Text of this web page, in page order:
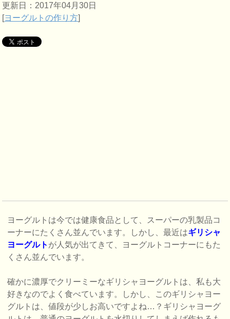
更新日：2017年04月30日
[ヨーグルトの作り方]
ヨーグルトは今では健康食品として、スーパーの乳製品コ
ーナーにたくさん並んでいます。しかし、最近はギリシャ
ヨーグルト が人気が出てきて、ヨーグルトコーナーにもた
くさん並んでいます。
確かに濃厚でクリーミーなギリシャヨーグルトは、私も大
好きなのでよく食べています。しかし、このギリシャヨー
グルトは、値段が少しお高いですよね…？ギリシャヨーグ